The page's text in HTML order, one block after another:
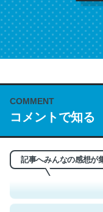
COMMENT
コメントで知る
記事へみんなの感想が
これは名文。彼は
う。英語少しでも
れ好き。Let’s
─今のこの状況が信じ